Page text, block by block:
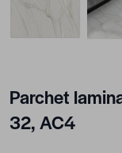
Parchet
32, AC4